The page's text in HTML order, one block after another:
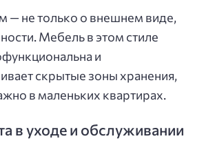
— не только о внешнем виде,
Мебель в этом стиле
и
скрытые зоны хранения,
в маленьких квартирах.
в уходе и обслуживании